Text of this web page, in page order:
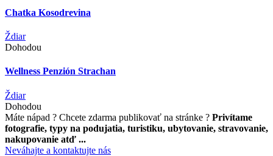
Chatka Kosodrevina
Ždiar
Dohodou
Wellness Penzión Strachan
Ždiar
Dohodou
Máte nápad ? Chcete zdarma publikovať na stránke ? Privítame
fotografie, typy na podujatia, turistiku, ubytovanie, stravovanie,
nakupovanie atď ...
Neváhajte a kontaktujte nás